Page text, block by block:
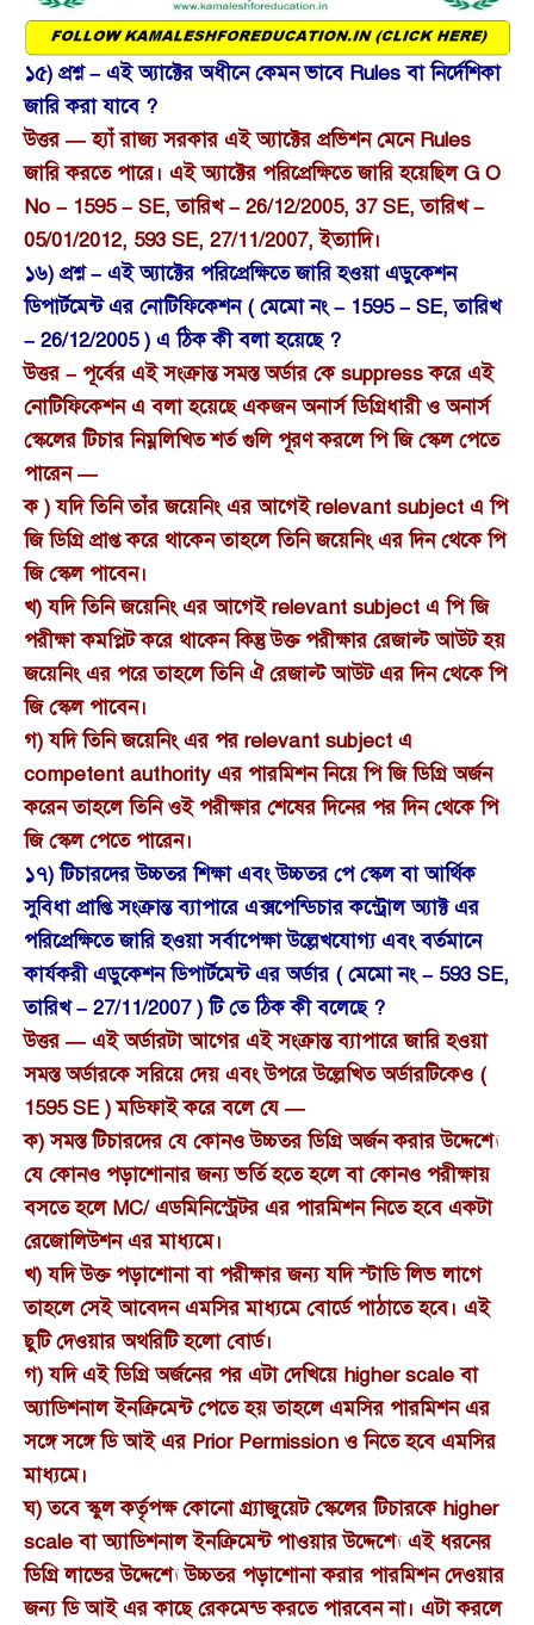
১৫) প্রশ্ন – এই অ্যাক্টের অধীনে কেমন ভাবে Rules বা নির্দেশিকা
জারি করা যাবে ?
উত্তর — হ্যাঁ রাজ্য সরকার এই অ্যাক্টের প্রভিশন মেনে Rules
জারি করতে পারে। এই অ্যাক্টের পরিপ্রেক্ষিতে জারি হয়েছিল G O
No – 1595 – SE, তারিখ – 26/12/2005, 37 SE, তারিখ –
05/01/2012, 593 SE, 27/11/2007, ইত্যাদি।
১৬) প্রশ্ন – এই অ্যাক্টের পরিপ্রেক্ষিতে জারি হওয়া এডুকেশন
ডিপার্টমেন্ট এর নোটিফিকেশন ( মেমো নং – 1595 – SE, তারিখ
– 26/12/2005 ) এ ঠিক কী বলা হয়েছে ?
উত্তর – পূর্বের এই সংক্রান্ত সমস্ত অর্ডার কে suppress করে এই
নোটিফিকেশন এ বলা হয়েছে একজন অনার্স ডিগ্রিধারী ও অনার্স
স্কেলের টিচার নিম্নলিখিত শর্ত গুলি পূরণ করলে পি জি স্কেল পেতে
পারেন —
ক ) যদি তিনি তাঁর জয়েনিং এর আগেই relevant subject এ পি
জি ডিগ্রি প্রাপ্ত করে থাকেন তাহলে তিনি জয়েনিং এর দিন থেকে পি
জি স্কেল পাবেন।
খ) যদি তিনি জয়েনিং এর আগেই relevant subject এ পি জি
পরীক্ষা কমপ্লিট করে থাকেন কিন্তু উক্ত পরীক্ষার রেজাল্ট আউট হয়
জয়েনিং এর পরে তাহলে তিনি ঐ রেজাল্ট আউট এর দিন থেকে পি
জি স্কেল পাবেন।
গ) যদি তিনি জয়েনিং এর পর relevant subject এ
competent authority এর পারমিশন নিয়ে পি জি ডিগ্রি অর্জন
করেন তাহলে তিনি ওই পরীক্ষার শেষের দিনের পর দিন থেকে পি
জি স্কেল পেতে পারেন।
১৭) টিচারদের উচ্চতর শিক্ষা এবং উচ্চতর পে স্কেল বা আর্থিক
সুবিধা প্রাপ্তি সংক্রান্ত ব্যাপারে এক্সপেন্ডিচার কন্ট্রোল অ্যাক্ট এর
পরিপ্রেক্ষিতে জারি হওয়া সর্বাপেক্ষা উল্লেখযোগ্য এবং বর্তমানে
কার্যকরী এডুকেশন ডিপার্টমেন্ট এর অর্ডার ( মেমো নং – 593 SE,
তারিখ – 27/11/2007 ) টি তে ঠিক কী বলেছে ?
উত্তর — এই অর্ডারটা আগের এই সংক্রান্ত ব্যাপারে জারি হওয়া
সমস্ত অর্ডারকে সরিয়ে দেয় এবং উপরে উল্লেখিত অর্ডারটিকেও (
1595 SE ) মডিফাই করে বলে যে —
ক) সমস্ত টিচারদের যে কোনও উচ্চতর ডিগ্রি অর্জন করার উদ্দেশ্যে
যে কোনও পড়াশোনার জন্য ভর্তি হতে হলে বা কোনও পরীক্ষায়
বসতে হলে MC/ এডমিনিস্ট্রেটর এর পারমিশন নিতে হবে একটা
রেজোলিউশন এর মাধ্যমে।
খ) যদি উক্ত পড়াশোনা বা পরীক্ষার জন্য যদি স্টাডি লিভ লাগে
তাহলে সেই আবেদন এমসির মাধ্যমে বোর্ডে পাঠাতে হবে। এই
ছুটি দেওয়ার অথরিটি হলো বোর্ড।
গ) যদি এই ডিগ্রি অর্জনের পর এটা দেখিয়ে higher scale বা
অ্যাডিশনাল ইনক্রিমেন্ট পেতে হয় তাহলে এমসির পারমিশন এর
সঙ্গে সঙ্গে ডি আই এর Prior Permission ও নিতে হবে এমসির
মাধ্যমে।
ঘ) তবে স্কুল কর্তৃপক্ষ কোনো গ্র্যাজুয়েট স্কেলের টিচারকে higher
scale বা অ্যাডিশনাল ইনক্রিমেন্ট পাওয়ার উদ্দেশ্যে এই ধরনের
ডিগ্রি লাভের উদ্দেশ্যে উচ্চতর পড়াশোনা করার পারমিশন দেওয়ার
জন্য ডি আই এর কাছে রেকমেন্ড করতে পারবেন না। এটা করলে